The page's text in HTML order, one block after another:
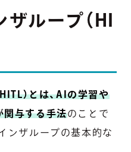
ループ（HI
）とは、AIの学習や
関与する手法のことで
ンザループの基本的な